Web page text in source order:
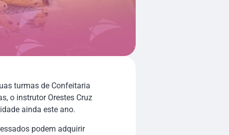
turmas de Confeitaria
o instrutor Orestes Cruz
ainda este ano.
podem adquirir